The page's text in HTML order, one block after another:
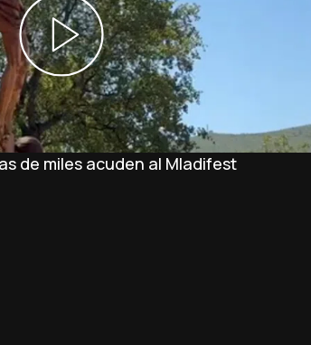
de miles acuden al Mladifest